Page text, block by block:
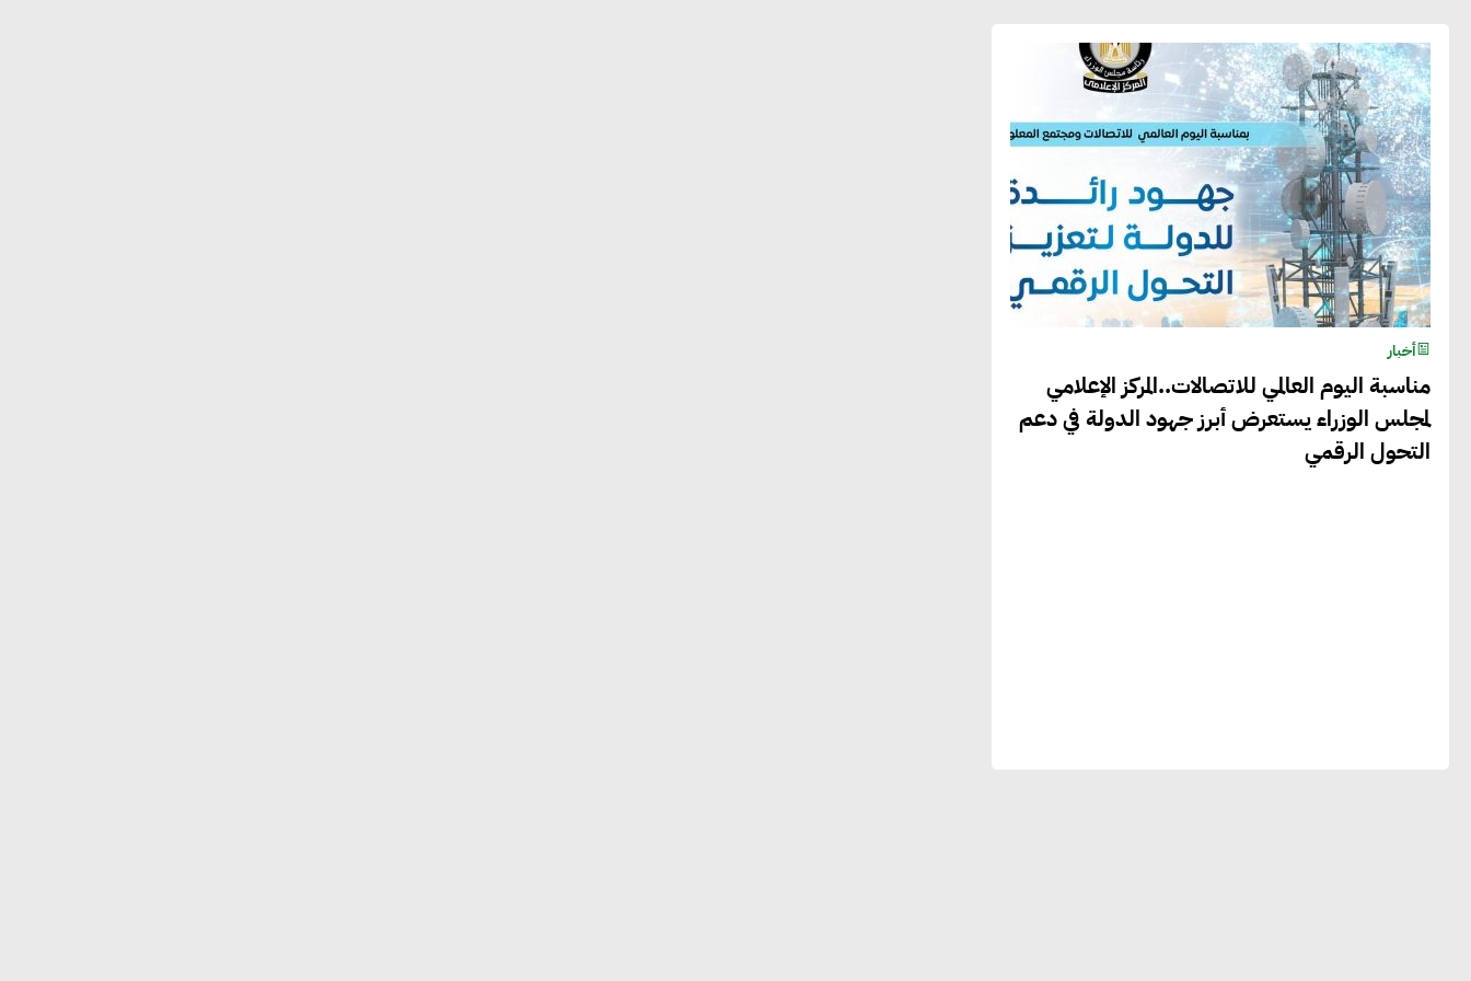
أخبار
مناسبة اليوم العالمي للاتصالات..المركز الإعلامي
لمجلس الوزراء يستعرض أبرز جهود الدولة في دعم
التحول الرقمي